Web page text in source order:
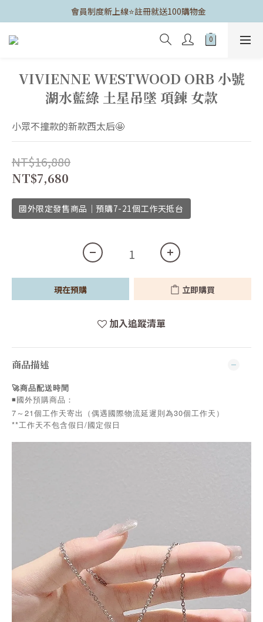
	會員制度新上線⭐️註冊就送100購物金
VIVIENNE WESTWOOD ORB 小號
湖水藍綠 土星吊墜 項鍊 女款
小眾不撞款的新款西太后🤩
NT$16,880
NT$7,680
國外限定發售商品｜預購7-21個工作天抵台
現在預購 立即購買
加入追蹤清單
商品描述
🚀商品配送時間
◾️國外預購商品：
7～21個工作天寄出（偶遇國際物流延遲則為30個工作天）
**工作天不包含假日/國定假日